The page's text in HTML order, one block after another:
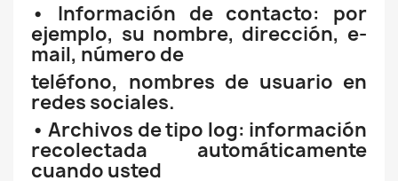
• Información de contacto: por
ejemplo, su nombre, dirección, e-
mail, número de
teléfono, nombres de usuario en
redes sociales.
• Archivos de tipo log: información
recolectada automáticamente
cuando usted